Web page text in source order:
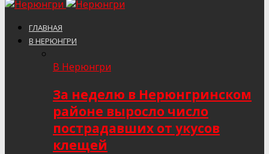
ГЛАВНАЯ
В НЕРЮНГРИ
В Нерюнгри
За неделю в Нерюнгринском
районе выросло число
пострадавших от укусов
клещей